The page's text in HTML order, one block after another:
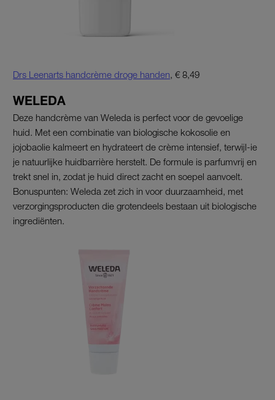
Drs Leenarts handcrème droge handen, € 8,49
WELEDA
Deze handcrème van Weleda is perfect voor de gevoelige
huid. Met een combinatie van biologische kokosolie en
jojobaolie kalmeert en hydrateert de crème intensief, terwijl-ie
je natuurlijke huidbarrière herstelt. De formule is parfumvrij en
trekt snel in, zodat je huid direct zacht en soepel aanvoelt.
Bonuspunten: Weleda zet zich in voor duurzaamheid, met
verzorgingsproducten die grotendeels bestaan uit biologische
ingrediënten.